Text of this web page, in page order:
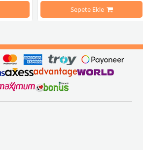
güneş ışığını keserek görüş
1960-1967 Yılları Arasındaki T1
1968-1979 Yılları Arasındaki T2
Sepete Ekle